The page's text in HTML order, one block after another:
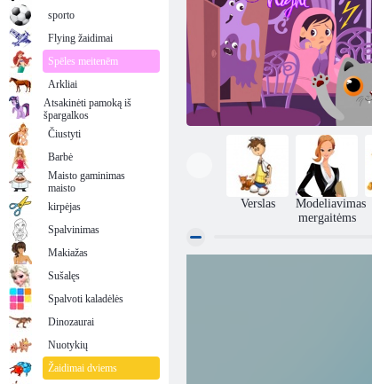
Verslas
Modeliavimas
mergaitėms
sporto
Flying žaidimai
Spēles meitenēm
Arkliai
Atsakinėti pamoką iš
špargalkos
Čiustyti
Barbė
Maisto gaminimas
maisto
kirpėjas
Spalvinimas
Makiažas
Sušalęs
Spalvoti kaladėlės
Dinozaurai
Nuotykių
Žaidimai dviems